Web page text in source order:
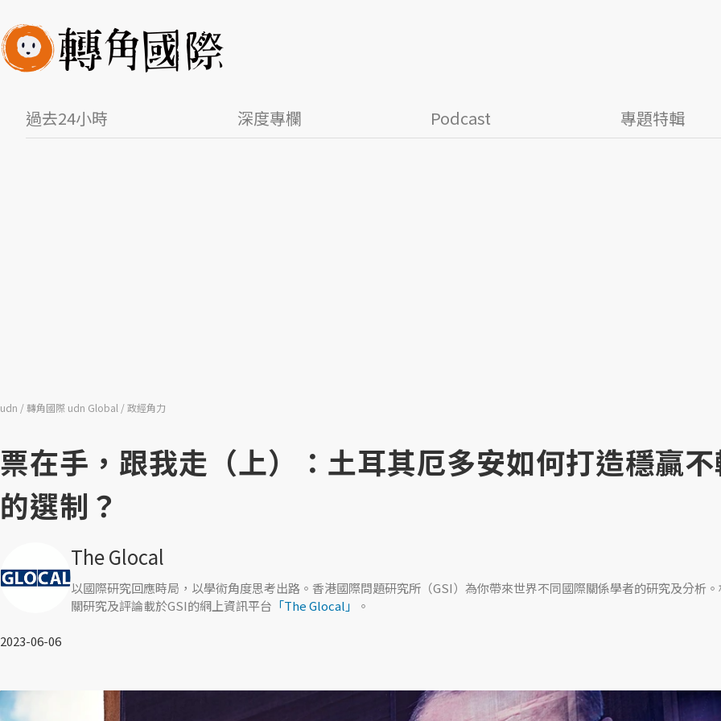
過去24小時 深度專欄 Podcast 專題特輯
udn 轉角國際 udn Global 政經角力
票在手，跟我走（上）：土耳其厄多安如何打造穩贏
的選制？
The Glocal
以國際研究回應時局，以學術角度思考出路。香港國際問題研究所（GSI）為你帶來世界不同國際關係學者的研究及分析
關研究及評論載於GSI的網上資訊平台 「The Glocal」 。
2023-06-06